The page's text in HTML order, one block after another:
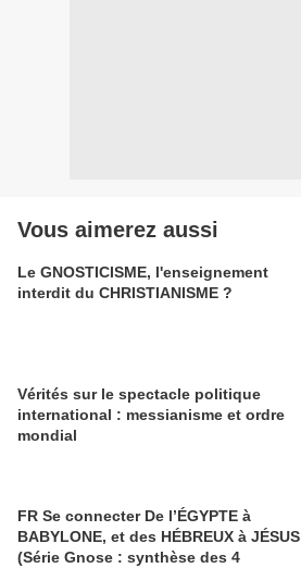
Vous aimerez aussi
Le GNOSTICISME, l'enseignement
interdit du CHRISTIANISME ?
Vérités sur le spectacle politique
international : messianisme et ordre
mondial
FR Se connecter De l’ÉGYPTE à
BABYLONE, et des HÉBREUX à JÉSUS
(Série Gnose : synthèse des 4